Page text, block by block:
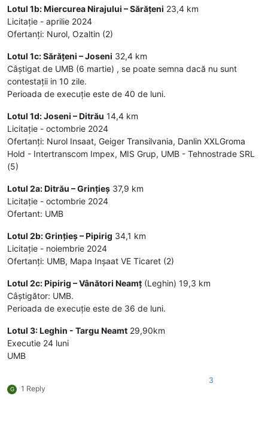
Lotul 1b: Miercurea Nirajului – Sărățeni 23,4 km
Licitație - aprilie 2024
Ofertanți: Nurol, Ozaltin (2)
Lotul 1c: Sărățeni – Joseni 32,4 km
Câștigat de UMB (6 martie) , se poate semna dacă nu sunt
contestații in 10 zile.
Perioada de execuție este de 40 de luni.
Lotul 1d: Joseni – Ditrău 14,4 km
Licitație - octombrie 2024
Ofertanți: Nurol Insaat, Geiger Transilvania, Danlin XXLGroma
Hold - Intertranscom Impex, MIS Grup, UMB - Tehnostrade SRL
(5)
Lotul 2a: Ditrău – Grințieș 37,9 km
Licitație - octombrie 2024
Ofertant: UMB
Lotul 2b: Grințieș – Pipirig 34,1 km
Licitație - noiembrie 2024
Ofertanți: UMB, Mapa Inșaat VE Ticaret (2)
Lotul 2c: Pipirig – Vânători Neamț (Leghin) 19,3 km
Câștigător: UMB.
Perioada de execuție este de 36 de luni.
Lotul 3: Leghin - Targu Neamt 29,90km
Executie 24 luni
UMB
G 1 Reply
3